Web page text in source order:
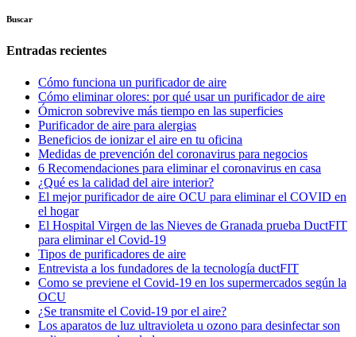
Buscar
Entradas recientes
Cómo funciona un purificador de aire
Cómo eliminar olores: por qué usar un purificador de aire
Ómicron sobrevive más tiempo en las superficies
Purificador de aire para alergias
Beneficios de ionizar el aire en tu oficina
Medidas de prevención del coronavirus para negocios
6 Recomendaciones para eliminar el coronavirus en casa
¿Qué es la calidad del aire interior?
El mejor purificador de aire OCU para eliminar el COVID en
el hogar
El Hospital Virgen de las Nieves de Granada prueba DuctFIT
para eliminar el Covid-19
Tipos de purificadores de aire
Entrevista a los fundadores de la tecnología ductFIT
Como se previene el Covid-19 en los supermercados según la
OCU
¿Se transmite el Covid-19 por el aire?
Los aparatos de luz ultravioleta u ozono para desinfectar son